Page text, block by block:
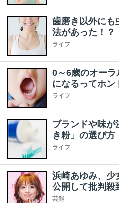
歯磨き以外にも
法があった！？
ライフ
0～6歳のオー
になるってホン
ライフ
ブランドや味が
き粉」の選び方
ライフ
浜崎あゆみ、少
公開して批判殺
芸能